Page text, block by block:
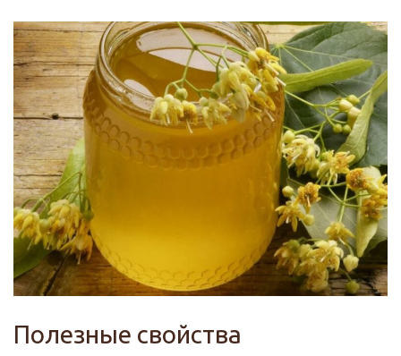
Полезные свойства